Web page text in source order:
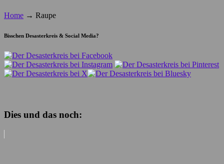
Home → Raupe
Bisschen Desasterkreis & Social Media?
Dies und das noch: